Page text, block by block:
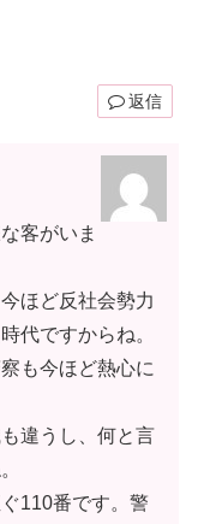
返信
客がいま
ほど反社会勢力
代ですからね。
も今ほど熱心に
違うし、何と言
110番です。警